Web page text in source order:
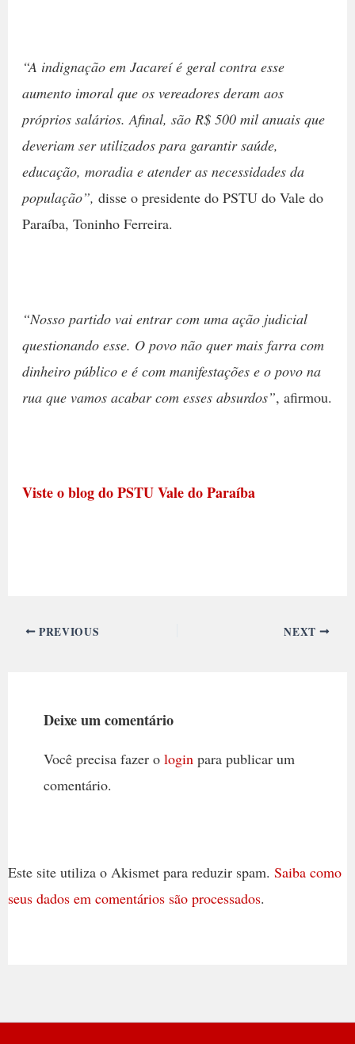
“A indignação em Jacareí é geral contra esse
aumento imoral que os vereadores deram aos
próprios salários. Afinal, são R$ 500 mil anuais que
deveriam ser utilizados para garantir saúde,
educação, moradia e atender as necessidades da
população”, disse o presidente do PSTU do Vale do
Paraíba, Toninho Ferreira.
“Nosso partido vai entrar com uma ação judicial
questionando esse. O povo não quer mais farra com
dinheiro público e é com manifestações e o povo na
rua que vamos acabar com esses absurdos”, afirmou.
Viste o blog do PSTU Vale do Paraíba
PREVIOUS NEXT
Deixe um comentário
Você precisa fazer o loginpara publicar um
comentário.
Este site utiliza o Akismet para reduzir spam. Saiba como
seus dados em comentários são processados.